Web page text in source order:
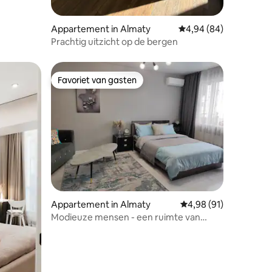
Appartement in Almaty Gemiddelde
4,94 (84)
Prachtig uitzicht op de bergen
Favoriet van gasten
Favoriet van gasten
Appartement in Almaty Gemiddelde
4,98 (91)
Modieuze mensen - een ruimte van